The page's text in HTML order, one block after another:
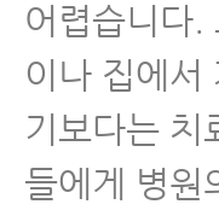
어렵습니다.
이나 집에서
기보다는 치
들에게 병원